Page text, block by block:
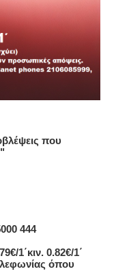
που
444
1΄κιν. 0.82€/1΄
όπου